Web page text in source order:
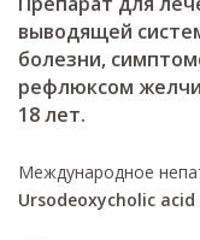
выводящей
болезни,
рефлюксом
18 лет.
Международное
Ursodeoxycholic acid